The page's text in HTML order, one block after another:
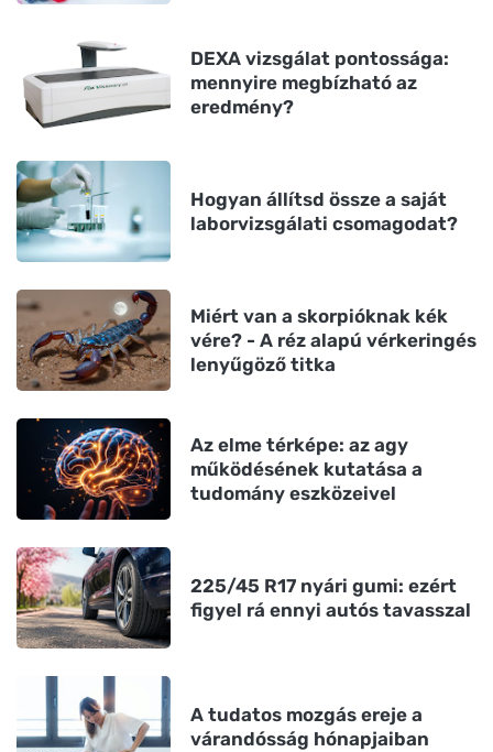
DEXA vizsgálat pontossága:
mennyire megbízható az
eredmény?
Hogyan állítsd össze a saját
laborvizsgálati csomagodat?
Miért van a skorpióknak kék
vére? - A réz alapú vérkeringés
lenyűgöző titka
Az elme térképe: az agy
működésének kutatása a
tudomány eszközeivel
225/45 R17 nyári gumi: ezért
figyel rá ennyi autós tavasszal
A tudatos mozgás ereje a
várandósság hónapjaiban